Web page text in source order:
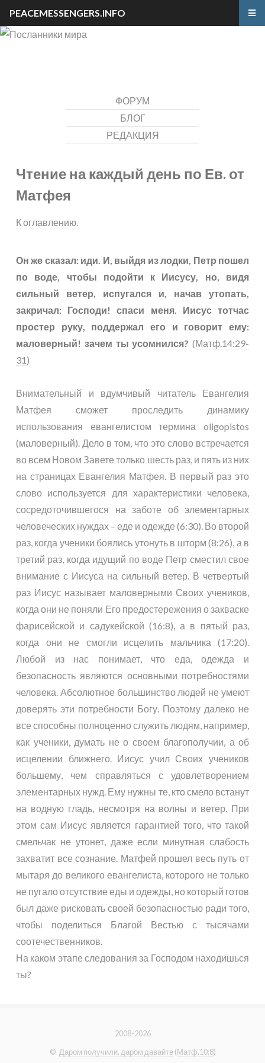
ФОРУМ
БЛОГ
РЕДАКЦИЯ
Чтение на каждый день по Ев. от
Матфея
К оглавлению.
Он же сказал: иди. И, выйдя из лодки, Петр пошел
по воде, чтобы подойти к Иисусу, но, видя
сильный ветер, испугался и, начав утопать,
закричал: Господи! спаси меня. Иисус тотчас
простер руку, поддержал его и говорит ему:
маловерный! зачем ты усомнился? (Матф.14:29-
31 )
Внимательный и вдумчивый читатель Евангелия
Матфея сможет проследить динамику
использования евангелистом термина oligopistos
(маловерный). Дело в том, что это слово встречается
во всем Новом Завете только шесть раз, и пять из них
на страницах Евангелия Матфея. В первый раз это
слово используется для характеристики человека,
сосредоточившегося на заботе об элементарных
человеческих нуждах – еде и одежде (6:30). Во второй
раз, когда ученики боялись утонуть в шторм (8:26), а в
третий раз, когда идущий по воде Петр сместил свое
внимание с Иисуса на сильный ветер. В четвертый
раз Иисус называет маловерными Своих учеников,
когда они не поняли Его предостережения о закваске
фарисейской и садукейской (16:8), а в пятый раз,
когда они не смогли исцелить мальчика (17:20).
Любой из нас понимает, что еда, одежда и
безопасность являются основными потребностями
человека. Абсолютное большинство людей не умеют
доверять эти потребности Богу. Поэтому далеко не
все способны полноценно служить людям, например,
как ученики, думать не о своем благополучии, а об
исцелении ближнего. Иисус учил Своих учеников
большему, чем справляться с удовлетворением
элементарных нужд. Ему нужны те, кто смело встанут
на водную гладь, несмотря на волны и ветер. При
этом сам Иисус является гарантией того, что такой
смельчак не утонет, даже если минутная слабость
захватит все сознание. Матфей прошел весь путь от
мытаря до великого евангелиста, которого не только
не пугало отсутствие еды и одежды, но который готов
был даже рисковать своей безопасностью ради того,
чтобы поделиться Благой Вестью с тысячами
соотечественников.
На каком этапе следования за Господом находишься
ты?
2008-2026
© Даром получили, даром давайте(Матф.10:8)
PEACEMESSENGERS.INFO